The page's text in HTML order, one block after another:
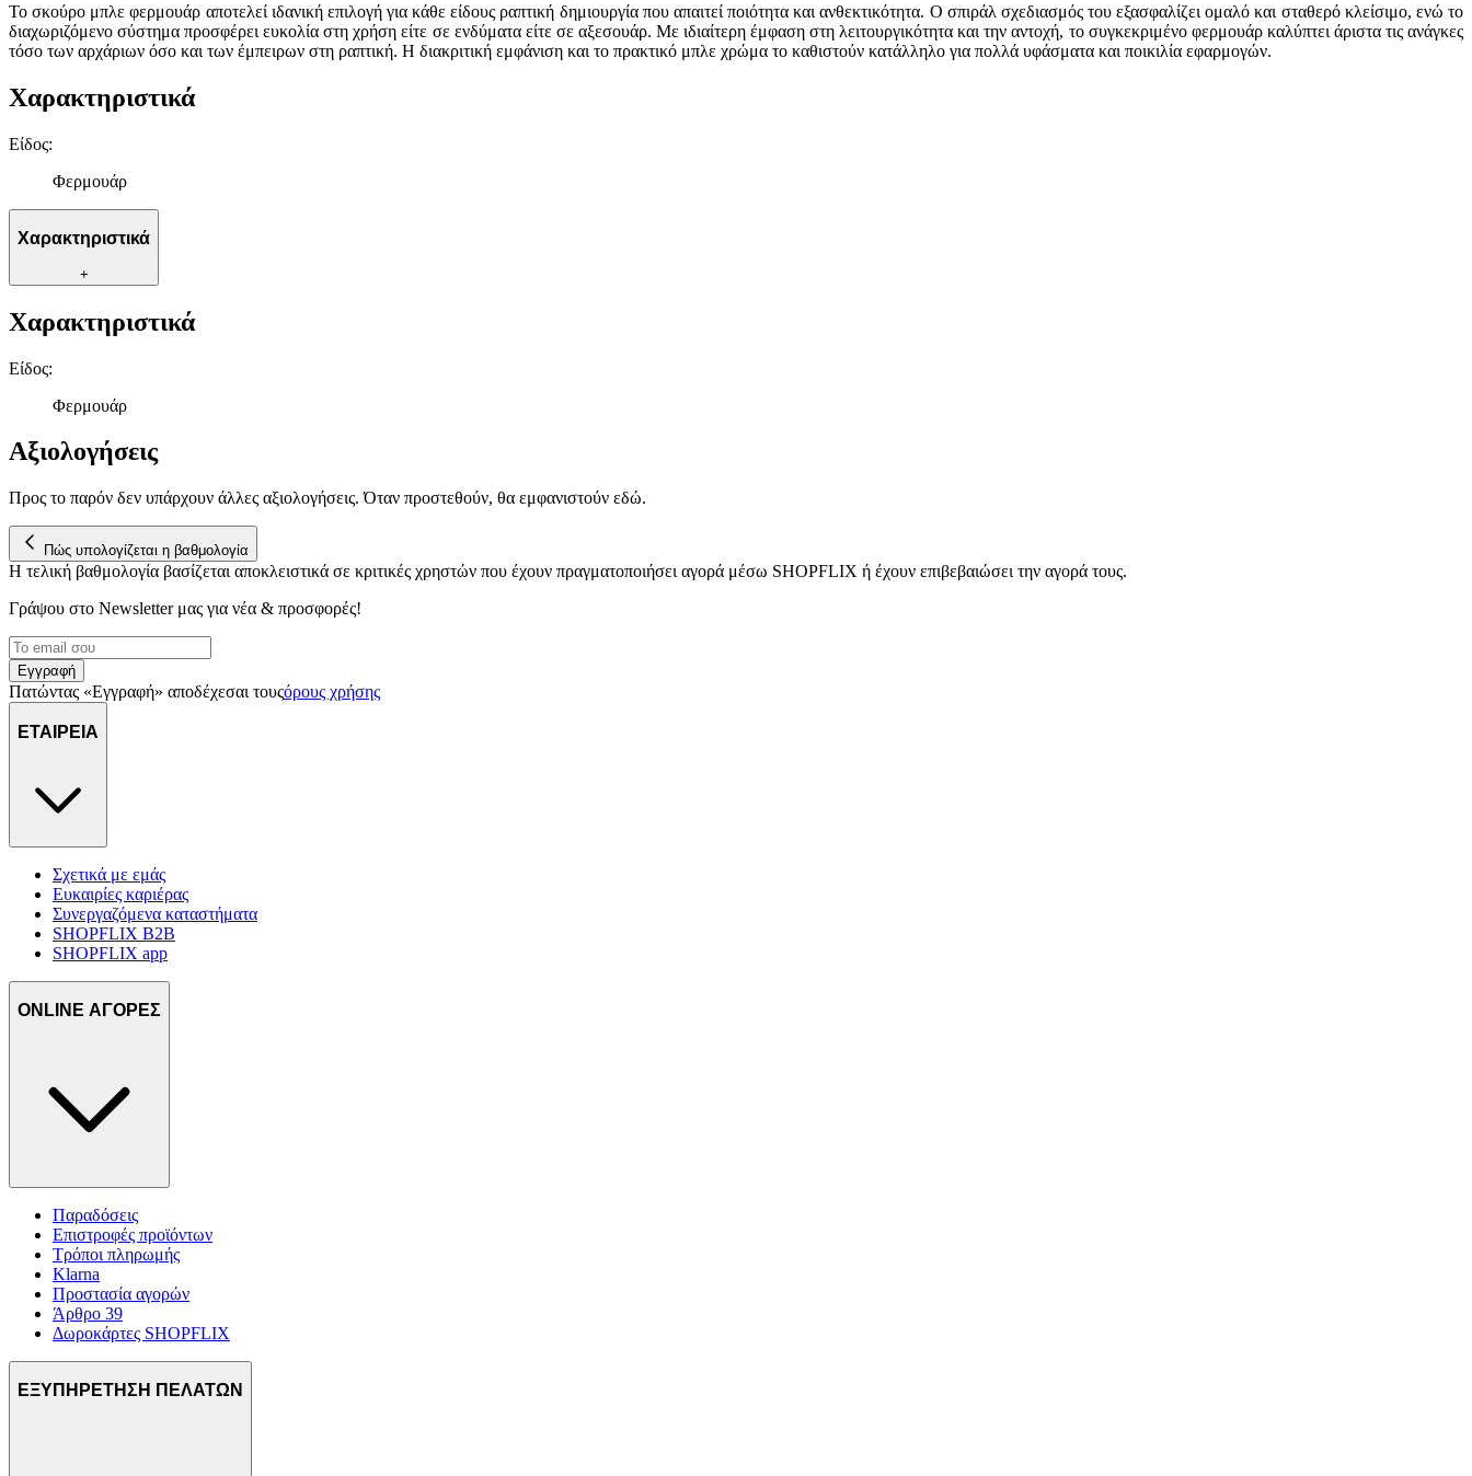
Το σκούρο μπλε φερμουάρ αποτελεί ιδανική επιλογή για κάθε είδους ραπτική δημιουργία που απαιτεί ποιότητα και ανθεκτικότητα. Ο σπιράλ σχεδιασμός του εξασφαλίζει ομαλό και σταθερό κλείσιμο, ενώ το
διαχωριζόμενο σύστημα προσφέρει ευκολία στη χρήση είτε σε ενδύματα είτε σε αξεσουάρ. Με ιδιαίτερη έμφαση στη λειτουργικότητα και την αντοχή, το συγκεκριμένο φερμουάρ καλύπτει άριστα τις ανάγκες
τόσο των αρχάριων όσο και των έμπειρων στη ραπτική. Η διακριτική εμφάνιση και το πρακτικό μπλε χρώμα το καθιστούν κατάλληλο για πολλά υφάσματα και ποικιλία εφαρμογών.
Χαρακτηριστικά
Είδος:
Φερμουάρ
Χαρακτηριστικά
+
Χαρακτηριστικά
Είδος:
Φερμουάρ
Αξιολογήσεις
Προς το παρόν δεν υπάρχουν άλλες αξιολογήσεις. Όταν προστεθούν, θα εμφανιστούν εδώ.
Πώς υπολογίζεται η βαθμολογία
Η τελική βαθμολογία βασίζεται αποκλειστικά σε κριτικές χρηστών που έχουν πραγματοποιήσει αγορά μέσω SHOPFLIX ή έχουν επιβεβαιώσει την αγορά τους.
Γράψου στο Νewsletter μας για νέα & προσφορές!
Εγγραφή
Πατώντας «Εγγραφή» αποδέχεσαι τουςόρους χρήσης
ΕΤΑΙΡΕΙΑ
Σχετικά με εμάς
Ευκαιρίες καριέρας
Συνεργαζόμενα καταστήματα
SHOPFLIX B2B
SHOPFLIX app
ONLINE ΑΓΟΡΕΣ
Παραδόσεις
Επιστροφές προϊόντων
Τρόποι πληρωμής
Klarna
Προστασία αγορών
Άρθρο 39
Δωροκάρτες SHOPFLIX
ΕΞΥΠΗΡΕΤΗΣΗ ΠΕΛΑΤΩΝ